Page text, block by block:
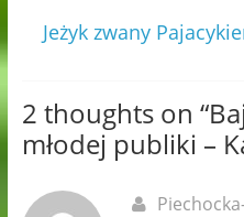
Jeżyk zwany
2 thoughts on “
młodej publiki –